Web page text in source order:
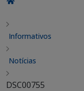
Informativos
Notícias
DSC00755